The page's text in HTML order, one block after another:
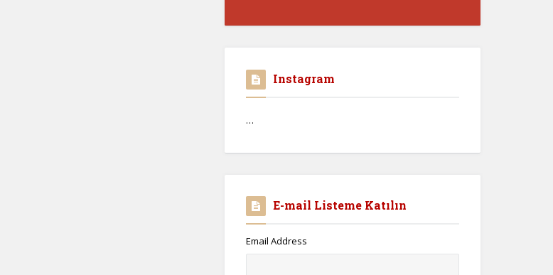
Instagram
…
E-mail Listeme Katılın
Email Address